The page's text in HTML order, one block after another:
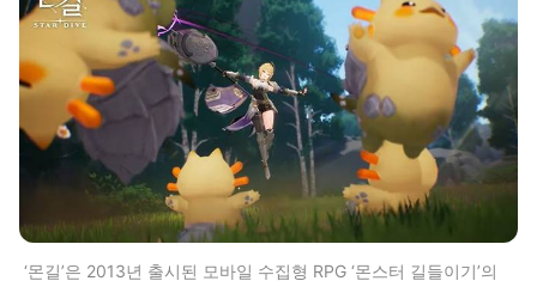
‘몬길’은 2013년 출시된 모바일 수집형 RPG ‘몬스터 길들이기’의